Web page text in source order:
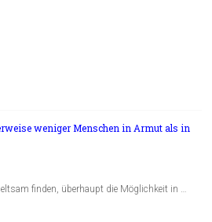
weniger Menschen in Armut als in
finden, überhaupt die Möglichkeit in …